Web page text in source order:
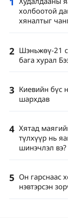
холбоотой
хяналтыг
2 Шэньжөү-21
бага хурал
3 Киевийн бүс
шархдав
4 Хятад
түлхүүр нь
шинэчлэл вэ?
5 Он гарснаас
нэвтэрсэн